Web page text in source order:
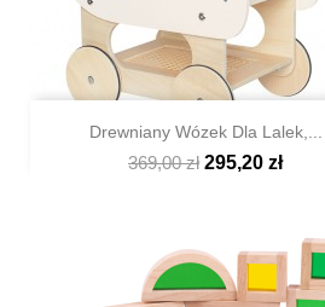
Szybki podgląd
Drewniany Wózek Dla Lalek,...
369,00 zł 295,20 zł